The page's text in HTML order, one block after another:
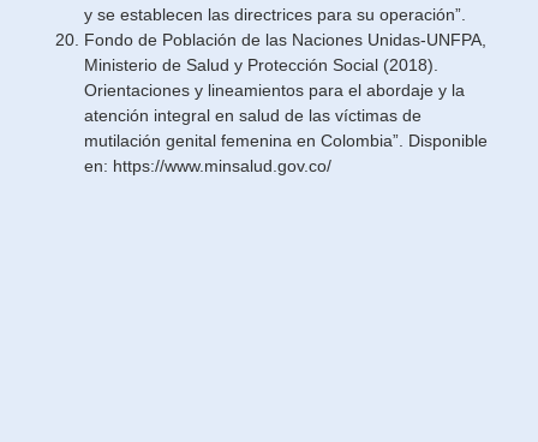
y se establecen las directrices para su operación”.
Fondo de Población de las Naciones Unidas-UNFPA,
Ministerio de Salud y Protección Social (2018).
Orientaciones y lineamientos para el abordaje y la
atención integral en salud de las víctimas de
mutilación genital femenina en Colombia”. Disponible
en: https://www.minsalud.gov.co/